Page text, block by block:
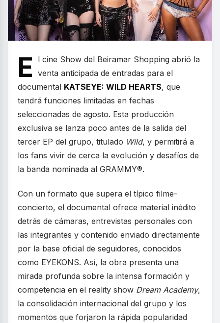
E
l cine Show del Beiramar Shopping abrió la
venta anticipada de entradas para el
documental KATSEYE: WILD HEARTS, que
tendrá funciones limitadas en fechas
seleccionadas de agosto. Esta producción
exclusiva se lanza poco antes de la salida del
tercer EP del grupo, titulado Wild, y permitirá a
los fans vivir de cerca la evolución y desafíos de
la banda nominada al GRAMMY®.
Con un formato que supera el típico filme-
concierto, el documental ofrece material inédito
detrás de cámaras, entrevistas personales con
las integrantes y contenido enviado directamente
por la base oficial de seguidores, conocidos
como EYEKONS. Así, la obra presenta una
mirada profunda sobre la intensa formación y
competencia en el reality show Dream Academy,
la consolidación internacional del grupo y los
momentos que forjaron la rápida popularidad